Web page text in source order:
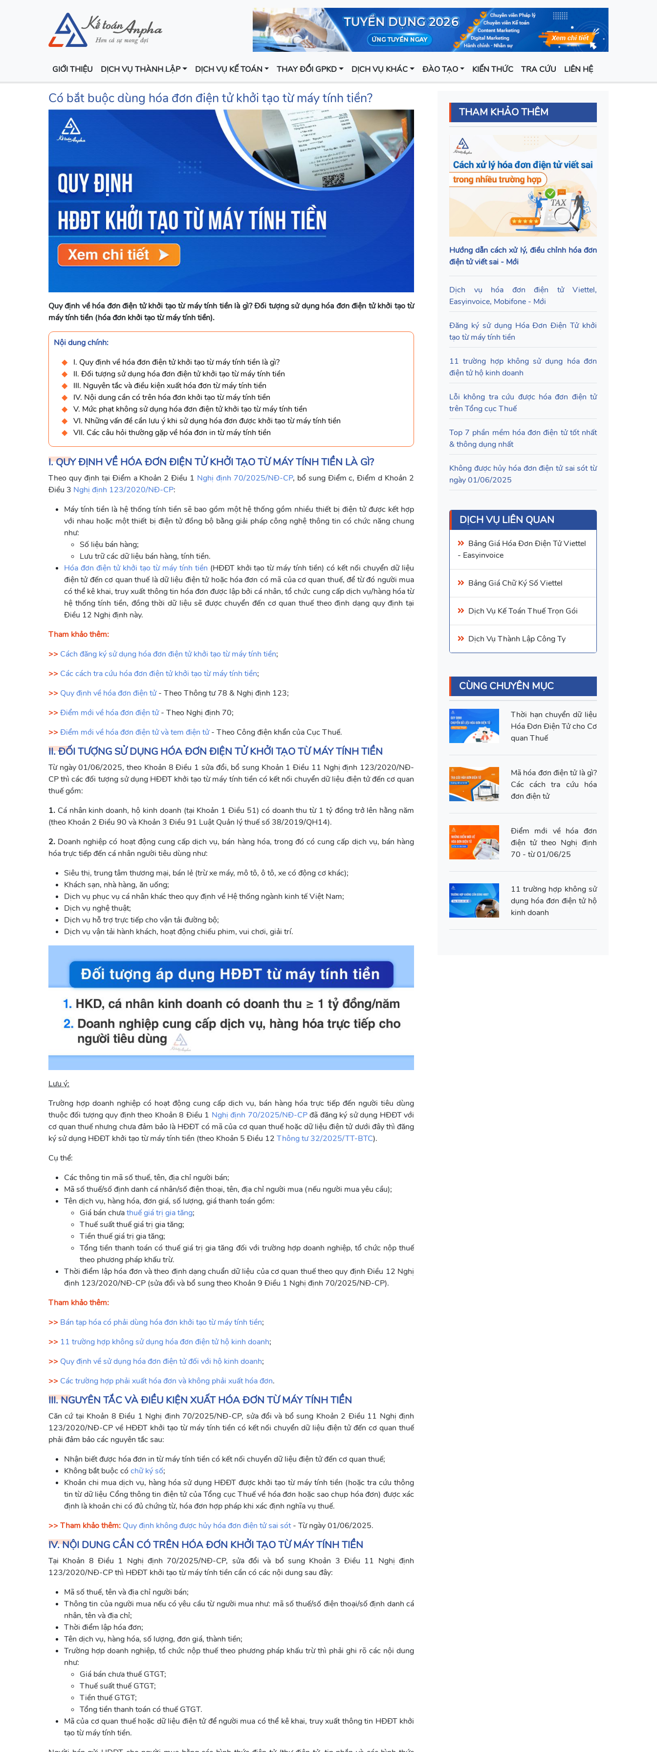
GIỚI THIỆU DỊCH VỤ THÀNH LẬP DỊCH VỤ KẾ TOÁN THAY ĐỔI GPKD DỊCH VỤ KHÁC ĐÀO TẠO KIẾN THỨC TRA CỨU LIÊN HỆ
Có bắt buộc dùng hóa đơn điện tử khởi tạo từ máy tính tiền?
Quy định về hóa đơn điện tử khởi tạo từ máy tính tiền là gì? Đối tượng sử dụng hóa đơn điện tử khởi tạo từ
máy tính tiền (hóa đơn khởi tạo từ máy tính tiền).
Nội dung chính:
I. Quy định về hóa đơn điện tử khởi tạo từ máy tính tiền là gì?
II. Đối tượng sử dụng hóa đơn điện tử khởi tạo từ máy tính tiền
III. Nguyên tắc và điều kiện xuất hóa đơn từ máy tính tiền
IV. Nội dung cần có trên hóa đơn khởi tạo từ máy tính tiền
V. Mức phạt không sử dụng hóa đơn điện tử khởi tạo từ máy tính tiền
VI. Những vấn đề cần lưu ý khi sử dụng hóa đơn được khởi tạo từ máy tính tiền
VII. Các câu hỏi thường gặp về hóa đơn in từ máy tính tiền
I. QUY ĐỊNH VỀ HÓA ĐƠN ĐIỆN TỬ KHỞI TẠO TỪ MÁY TÍNH TIỀN LÀ GÌ?
Theo quy định tại Điểm a Khoản 2 Điều 1 Nghị định 70/2025/NĐ-CP, bổ sung Điểm c, Điểm d Khoản 2
Điều 3 Nghị định 123/2020/NĐ-CP:
Máy tính tiền là hệ thống tính tiền sẽ bao gồm một hệ thống gồm nhiều thiết bị điện tử được kết hợp
với nhau hoặc một thiết bị điện tử đồng bộ bằng giải pháp công nghệ thông tin có chức năng chung
như:
Số liệu bán hàng;
Lưu trữ các dữ liệu bán hàng, tính tiền.
Hóa đơn điện tử khởi tạo từ máy tính tiền (HĐĐT khởi tạo từ máy tính tiền) có kết nối chuyển dữ liệu
điện tử đến cơ quan thuế là dữ liệu điện tử hoặc hóa đơn có mã của cơ quan thuế, để từ đó người mua
có thể kê khai, truy xuất thông tin hóa đơn được lập bởi cá nhân, tổ chức cung cấp dịch vụ/hàng hóa từ
hệ thống tính tiền, đồng thời dữ liệu sẽ được chuyển đến cơ quan thuế theo định dạng quy định tại
Điều 12 Nghị định này.
Tham khảo thêm:
>> Cách đăng ký sử dụng hóa đơn điện tử khởi tạo từ máy tính tiền;
>> Các cách tra cứu hóa đơn điện tử khởi tạo từ máy tính tiền;
>> Quy định về hóa đơn điện tử- Theo Thông tư 78 & Nghị định 123;
>>Điểm mới về hóa đơn điện tử- Theo Nghị định 70;
>>Điểm mới về hóa đơn điện tử và tem điện tử- Theo Công điện khẩn của Cục Thuế.
II. ĐỐI TƯỢNG SỬ DỤNG HÓA ĐƠN ĐIỆN TỬ KHỞI TẠO TỪ MÁY TÍNH TIỀN
Từ ngày 01/06/2025, theo Khoản 8 Điều 1 sửa đổi, bổ sung Khoản 1 Điều 11 Nghị định 123/2020/NĐ-
CP thì các đối tượng sử dụng HĐĐT khởi tạo từ máy tính tiền có kết nối chuyển dữ liệu điện tử đến cơ quan
thuế gồm:
1. Cá nhân kinh doanh, hộ kinh doanh (tại Khoản 1 Điều 51) có doanh thu từ 1 tỷ đồng trở lên hằng năm
(theo Khoản 2 Điều 90 và Khoản 3 Điều 91 Luật Quản lý thuế số 38/2019/QH14).
2. Doanh nghiệp có hoạt động cung cấp dịch vụ, bán hàng hóa, trong đó có cung cấp dịch vụ, bán hàng
hóa trực tiếp đến cá nhân người tiêu dùng như:
Siêu thị, trung tâm thương mại, bán lẻ (trừ xe máy, mô tô, ô tô, xe có động cơ khác);
Khách sạn, nhà hàng, ăn uống;
Dịch vụ phục vụ cá nhân khác theo quy định về Hệ thống ngành kinh tế Việt Nam;
Dịch vụ nghệ thuật;
Dịch vụ hỗ trợ trực tiếp cho vận tải đường bộ;
Dịch vụ vận tải hành khách, hoạt động chiếu phim, vui chơi, giải trí.
Lưu ý:
Trường hợp doanh nghiệp có hoạt động cung cấp dịch vụ, bán hàng hóa trực tiếp đến người tiêu dùng
thuộc đối tượng quy định theo Khoản 8 Điều 1 Nghị định 70/2025/NĐ-CPđã đăng ký sử dụng HĐĐT với
cơ quan thuế nhưng chưa đảm bảo là HĐĐT có mã của cơ quan thuế hoặc dữ liệu điện tử dưới đây thì đăng
ký sử dụng HĐĐT khởi tạo từ máy tính tiền (theo Khoản 5 Điều 12 Thông tư 32/2025/TT-BTC).
Cụ thể:
Các thông tin mã số thuế, tên, địa chỉ người bán;
Mã số thuế/số định danh cá nhân/số điện thoại, tên, địa chỉ người mua (nếu người mua yêu cầu);
Tên dịch vụ, hàng hóa, đơn giá, số lượng, giá thanh toán gồm:
Giá bán chưathuế giá trị gia tăng;
Thuế suất thuế giá trị gia tăng;
Tiền thuế giá trị gia tăng;
Tổng tiền thanh toán có thuế giá trị gia tăng đối với trường hợp doanh nghiệp, tổ chức nộp thuế
theo phương pháp khấu trừ.
Thời điểm lập hóa đơn và theo định dạng chuẩn dữ liệu của cơ quan thuế theo quy định Điều 12 Nghị
định 123/2020/NĐ-CP (sửa đổi và bổ sung theo Khoản 9 Điều 1 Nghị định 70/2025/NĐ-CP).
Tham khảo thêm:
>> Bán tạp hóa có phải dùng hóa đơn khởi tạo từ máy tính tiền;
>> 11 trường hợp không sử dụng hóa đơn điện tử hộ kinh doanh;
>> Quy định về sử dụng hóa đơn điện tử đối với hộ kinh doanh;
>> Các trường hợp phải xuất hóa đơn và không phải xuất hóa đơn.
III. NGUYÊN TẮC VÀ ĐIỀU KIỆN XUẤT HÓA ĐƠN TỪ MÁY TÍNH TIỀN
Căn cứ tại Khoản 8 Điều 1 Nghị định 70/2025/NĐ-CP, sửa đổi và bổ sung Khoản 2 Điều 11 Nghị định
123/2020/NĐ-CP về HĐĐT khởi tạo từ máy tính tiền có kết nối chuyển dữ liệu điện tử đến cơ quan thuế
phải đảm bảo các nguyên tắc sau:
Nhận biết được hóa đơn in từ máy tính tiền có kết nối chuyển dữ liệu điện tử đến cơ quan thuế;
Không bắt buộc có chữ ký số;
Khoản chi mua dịch vụ, hàng hóa sử dụng HĐĐT được khởi tạo từ máy tính tiền (hoặc tra cứu thông
tin từ dữ liệu Cổng thông tin điện tử của Tổng cục Thuế về hóa đơn hoặc sao chụp hóa đơn) được xác
định là khoản chi có đủ chứng từ, hóa đơn hợp pháp khi xác định nghĩa vụ thuế.
>> Tham khảo thêm: Quy định không được hủy hóa đơn điện tử sai sót- Từ ngày 01/06/2025.
IV. NỘI DUNG CẦN CÓ TRÊN HÓA ĐƠN KHỞI TẠO TỪ MÁY TÍNH TIỀN
Tại Khoản 8 Điều 1 Nghị định 70/2025/NĐ-CP, sửa đổi và bổ sung Khoản 3 Điều 11 Nghị định
123/2020/NĐ-CP thì HĐĐT khởi tạo từ máy tính tiền cần có các nội dung sau đây:
Mã số thuế, tên và địa chỉ người bán;
Thông tin của người mua nếu có yêu cầu từ người mua như: mã số thuế/số điện thoại/số định danh cá
nhân, tên và địa chỉ;
Thời điểm lập hóa đơn;
Tên dịch vụ, hàng hóa, số lượng, đơn giá, thành tiền;
Trường hợp doanh nghiệp, tổ chức nộp thuế theo phương pháp khấu trừ thì phải ghi rõ các nội dung
như:
Giá bán chưa thuế GTGT;
Thuế suất thuế GTGT;
Tiền thuế GTGT;
Tổng tiền thanh toán có thuế GTGT.
Mã của cơ quan thuế hoặc dữ liệu điện tử để người mua có thể kê khai, truy xuất thông tin HĐĐT khởi
tạo từ máy tính tiền.
THAM KHẢO THÊM
Hướng dẫn cách xử lý, điều chỉnh hóa đơn
điện tử viết sai - Mới
Dịch vụ hóa đơn điện tử Viettel,
Easyinvoice, Mobifone - Mới
Đăng ký sử dụng Hóa Đơn Điện Tử khởi
tạo từ máy tính tiền
11 trường hợp không sử dụng hóa đơn
điện tử hộ kinh doanh
Lỗi không tra cứu được hóa đơn điện tử
trên Tổng cục Thuế
Top 7 phần mềm hóa đơn điện tử tốt nhất
& thông dụng nhất
Không được hủy hóa đơn điện tử sai sót từ
ngày 01/06/2025
DỊCH VỤ LIÊN QUAN
Bảng Giá Hóa Đơn Điện Tử Viettel
- Easyinvoice
Bảng Giá Chữ Ký Số Viettel
Dịch Vụ Kế Toán Thuế Trọn Gói
Dịch Vụ Thành Lập Công Ty
CÙNG CHUYÊN MỤC
Thời hạn chuyển dữ liệu
Hóa Đơn Điện Tử cho Cơ
quan Thuế
Mã hóa đơn điện tử là gì?
Các cách tra cứu hóa
đơn điện tử
Điểm mới về hóa đơn
điện tử theo Nghị định
70 - từ 01/06/25
11 trường hợp không sử
dụng hóa đơn điện tử hộ
kinh doanh